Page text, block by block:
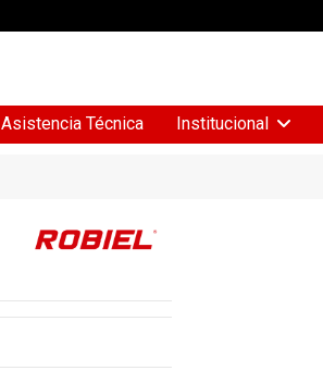
Asistencia Técnica Institucional